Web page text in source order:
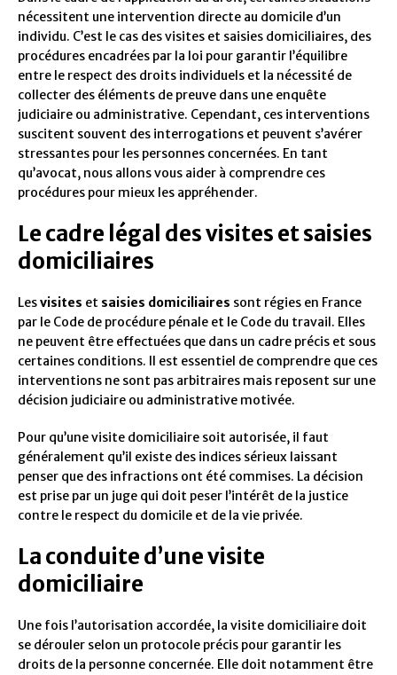
nécessitent une intervention directe au domicile d’un
individu. C’est le cas des visites et saisies domiciliaires, des
procédures encadrées par la loi pour garantir l’équilibre
entre le respect des droits individuels et la nécessité de
collecter des éléments de preuve dans une enquête
judiciaire ou administrative. Cependant, ces interventions
suscitent souvent des interrogations et peuvent s’avérer
stressantes pour les personnes concernées. En tant
qu’avocat, nous allons vous aider à comprendre ces
procédures pour mieux les appréhender.
Le cadre légal des visites et saisies
domiciliaires
Lesvisites et saisies domiciliaires sont régies en France
par le Code de procédure pénale et le Code du travail. Elles
ne peuvent être effectuées que dans un cadre précis et sous
certaines conditions. Il est essentiel de comprendre que ces
interventions ne sont pas arbitraires mais reposent sur une
décision judiciaire ou administrative motivée.
Pour qu’une visite domiciliaire soit autorisée, il faut
généralement qu’il existe des indices sérieux laissant
penser que des infractions ont été commises. La décision
est prise par un juge qui doit peser l’intérêt de la justice
contre le respect du domicile et de la vie privée.
La conduite d’une visite
domiciliaire
Une fois l’autorisation accordée, la visite domiciliaire doit
se dérouler selon un protocole précis pour garantir les
droits de la personne concernée. Elle doit notamment être